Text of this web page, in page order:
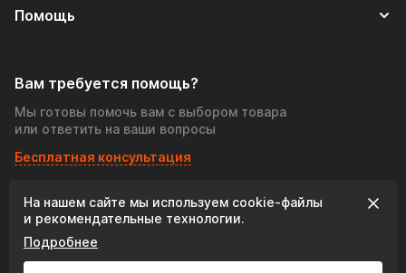
Помощь
Вам требуется помощь?
Мы готовы помочь вам с выбором товара
или ответить на ваши вопросы
Бесплатная консультация
© 2026 «Tofris-shop», Все права защищены
На нашем сайте мы используем cookie‑файлы
и рекомендательные технологии.
Подробнее